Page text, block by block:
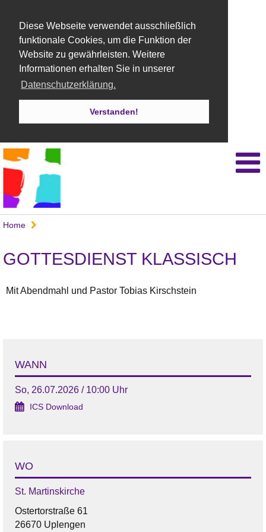
Diese Webseite verwendet ausschließlich
funktionale Cookies, um die Funktion der
Website zu gewährleisten. Weitere
Informationen erhalten Sie in unserer
Datenschutzerklärung.
Verstanden!
Home
GOTTESDIENST KLASSISCH
Mit Abendmahl und Pastor Tobias Kirschstein
WANN
So, 26.07.2026 / 10:00 Uhr
ICS Download
WO
St. Martinskirche
Ostertorstraße 61
26670 Uplengen